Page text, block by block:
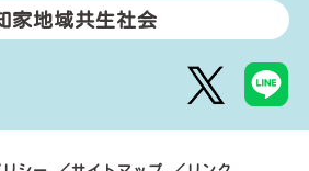
家地域共生社会